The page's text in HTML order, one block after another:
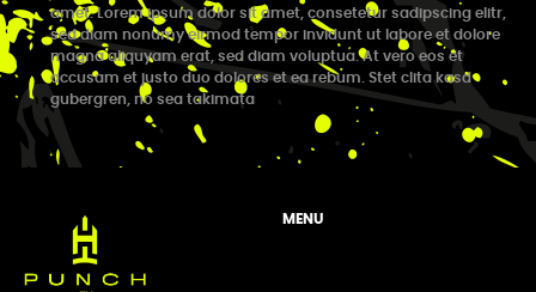
amet. Lorem ipsum dolor sit amet, consetetur sadipscing elitr,
sed diam nonumy eirmod tempor invidunt ut labore et dolore
magna aliquyam erat, sed diam voluptua. At vero eos et
accusam et justo duo dolores et ea rebum. Stet clita kasd
gubergren, no sea takimata
MENU